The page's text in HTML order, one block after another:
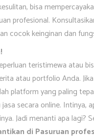
bisa
profesional.
cocok keinginan dan
teristimewa atau
atau portfolio Anda.
platform yang paling
secara online. Intinya,
Jadi menanti apa lagi?
di Pasuruan